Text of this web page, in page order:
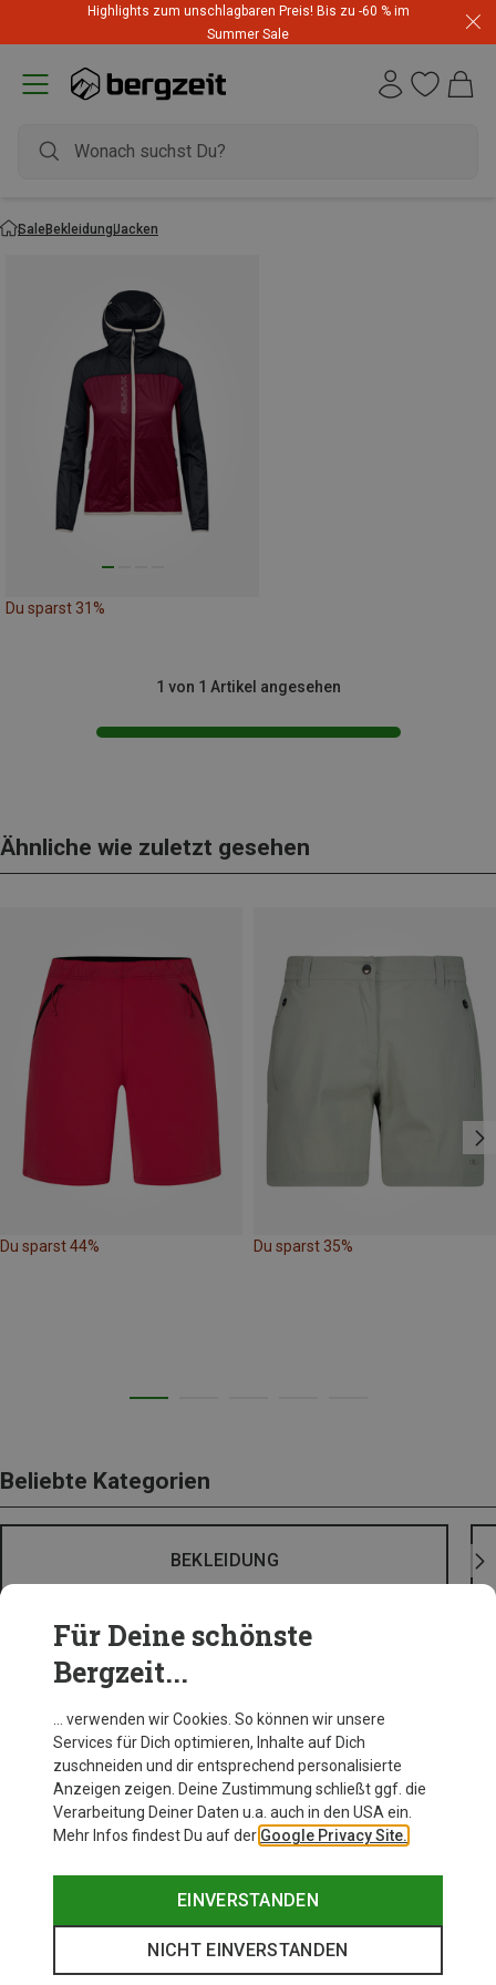
Highlights zum unschlagbaren Preis! Bis zu -60 % im
Summer Sale
SaleBekleidungJacken
Du sparst 31%
1 von 1 Artikel angesehen
Ähnliche wie zuletzt gesehen
Du sparst 44% Du sparst 35%
Beliebte Kategorien
BEKLEIDUNG
Für Deine schönste
Bergzeit...
… verwenden wir Cookies. So können wir unsere
Services für Dich optimieren, Inhalte auf Dich
zuschneiden und dir entsprechend personalisierte
Anzeigen zeigen. Deine Zustimmung schließt ggf. die
Verarbeitung Deiner Daten u.a. auch in den USA ein.
Mehr Infos findest Du auf der Google Privacy Site.
EINVERSTANDEN
NICHT EINVERSTANDEN